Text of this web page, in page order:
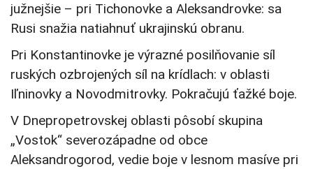
južnejšie – pri Tichonovke a Aleksandrovke: sa
Rusi snažia natiahnuť ukrajinskú obranu.
Pri Konstantinovke je výrazné posilňovanie síl
ruských ozbrojených síl na krídlach: v oblasti
Iľninovky a Novodmitrovky. Pokračujú ťažké boje.
V Dnepropetrovskej oblasti pôsobí skupina
„Vostok“ severozápadne od obce
Aleksandrogorod, vedie boje v lesnom masíve pri